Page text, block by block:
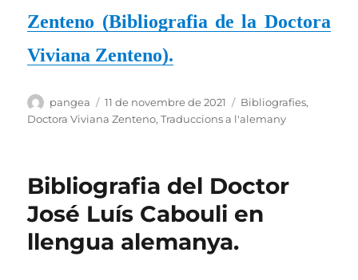
Zenteno (Bibliografia de la Doctora
Viviana Zenteno).
Autor
pangea
Publicat
el
11 de novembre de 2021 Categories
Bibliografies,
Doctora Viviana Zenteno,Traduccions a l'alemany
Bibliografia del Doctor
José Luís Cabouli en
llengua alemanya.